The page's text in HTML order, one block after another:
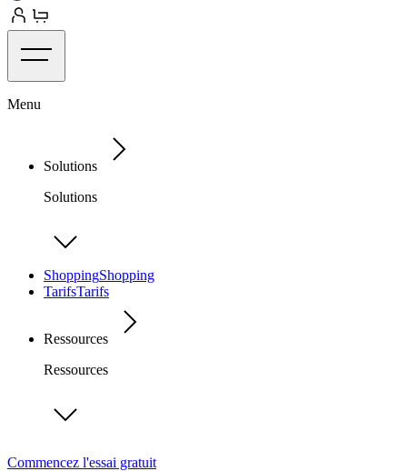
Menu
Solutions
Solutions
ShoppingShopping
TarifsTarifs
Ressources
Ressources
Commencez l'essai gratuit